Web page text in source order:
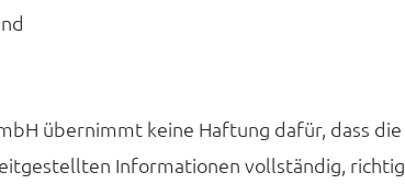
übernimmt keine Haftung dafür, dass die
Informationen vollständig, richtig